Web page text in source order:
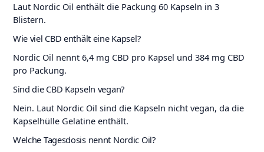
Laut Nordic Oil enthält die Packung 60 Kapseln in 3
Blistern.
Wie viel CBD enthält eine Kapsel?
Nordic Oil nennt 6,4 mg CBD pro Kapsel und 384 mg CBD
pro Packung.
Sind die CBD Kapseln vegan?
Nein. Laut Nordic Oil sind die Kapseln nicht vegan, da die
Kapselhülle Gelatine enthält.
Welche Tagesdosis nennt Nordic Oil?